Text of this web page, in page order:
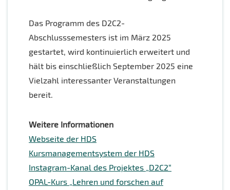
Das Programm des D2C2-
Abschlusssemesters ist im März 2025
gestartet, wird kontinuierlich erweitert und
hält bis einschließlich September 2025 eine
Vielzahl interessanter Veranstaltungen
bereit.
Weitere Informationen
Webseite der HDS
Kursmanagementsystem der HDS
Instagram-Kanal des Projektes „D2C2“
OPAL-Kurs „Lehren und forschen auf